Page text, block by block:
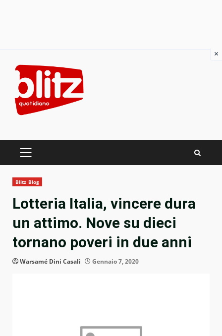
content
PRIMARY
Blitz Blog
Lotteria Italia, vincere dura
un attimo. Nove su dieci
tornano poveri in due anni
Warsamé Dini Casali Gennaio 7, 2020
×